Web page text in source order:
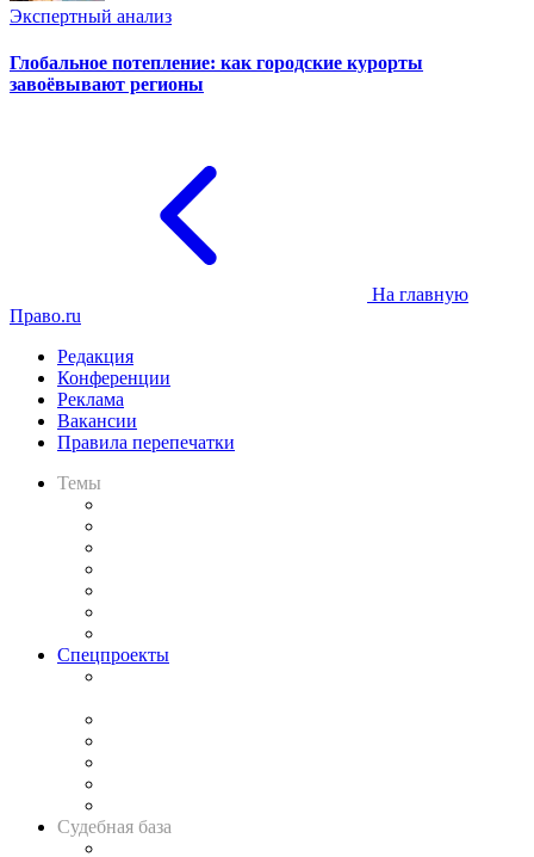
Экспертный анализ
Глобальное потепление: как городские курорты
завоёвывают регионы
На главную
Право.ru
Редакция
Конференции
Реклама
Вакансии
Правила перепечатки
Темы
Спецпроекты
Судебная база